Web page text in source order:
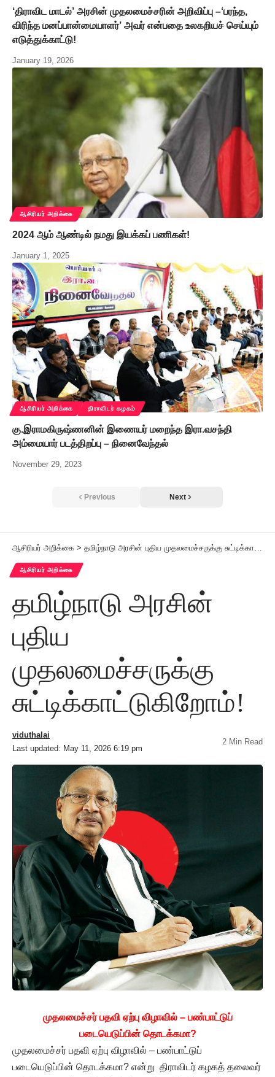
‘திராவிட மாடல்’ அரசின் முதலமைச்சரின் அறிவிப்பு –‘பரந்த,
விரிந்த மனப்பான்மையாளர்’ அவர் என்பதை உலகறியச் செய்யும்
எடுத்துக்காட்டு!
January 19, 2026
ஆசிரியர் அறிக்கை
2024 ஆம் ஆண்டில் நமது இயக்கப் பணிகள்!
January 1, 2025
ஆசிரியர் அறிக்கை திராவிடர் கழகம்
கு.இராமகிருஷ்ணனின் இணையர் மறைந்த இரா.வசந்தி
அம்மையார் படத்திறப்பு – நினைவேந்தல்
November 29, 2023
Previous Next
ஆசிரியர் அறிக்கை > தமிழ்நாடு அரசின் புதிய முதலமைச்சருக்கு சுட்டிக்காட்டுகிறோம்!
ஆசிரியர் அறிக்கை
தமிழ்நாடு அரசின்
புதிய
முதலமைச்சருக்கு
சுட்டிக்காட்டுகிறோம்!
Last updated: May 11, 2026 6:19 pm
viduthalai
2 Min Read
முதலமைச்சர் பதவி ஏற்பு விழாவில் – பண்பாட்டுப்
படையெடுப்பின் தொடக்கமா?
முதலமைச்சர் பதவி ஏற்பு விழாவில் – பண்பாட்டுப்
படையெடுப்பின் தொடக்கமா? என்று திராவிடர் கழகத் தலைவர்